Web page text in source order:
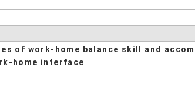
of work-home balance skill and
home interface